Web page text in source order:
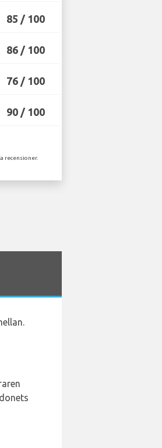
85 / 100
86 / 100
76 / 100
90 / 100
recensioner.